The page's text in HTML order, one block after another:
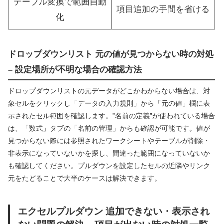
テーブル変換で範囲自動
化
項目追加の手間を省ける
ドロップダウンリスト 元の値が見つからない時の対処
– 設定場所が不明な場合の確認方法
ドロップダウンリストの元データがどこかわからない場合は、対
象セルをクリックし「データの入力規則」から「元の値」欄に表
示されたセル範囲を確認します。”名前の定義”が使われている場合
は、「数式」タブの「名前の管理」からも確認が可能です。値が
見つからない際には参照されたワークシートやテーブルが削除・
非表示になっていないかを探し、間違った範囲になっていないか
も確認してください。プルダウンを設定したセルの近隣やリンク
元をたどることで大半のケースは解決できます。
エクセルプルダウン 追加できない・表示され